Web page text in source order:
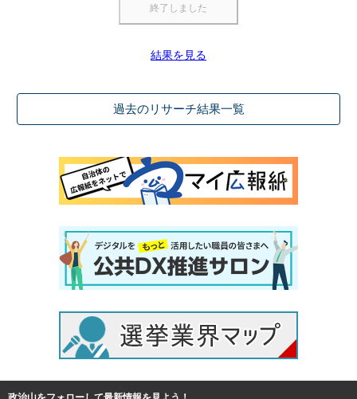
結果を見る
過去のリサーチ結果一覧